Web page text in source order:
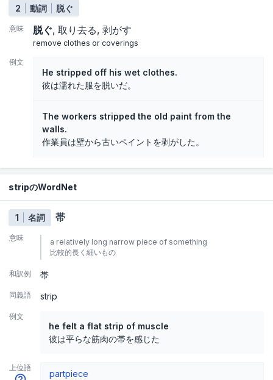
2 動詞 脱ぐ
意味 脱ぐ 取り去る 剥がす
remove clothes or coverings
例文
He stripped off his wet clothes.
彼は濡れた服を脱いだ。
The workers stripped the old paint from the
walls.
作業員は壁から古いペイントを剥がした。
stripのWordNet
1 名詞 帯
意味
a relatively long narrow piece of something
比較的長く細いもの
和訳例 帯
同義語 strip
例文
he felt a flat strip of muscle
彼は平らな筋肉の帯を感じた
上位語
partpiece